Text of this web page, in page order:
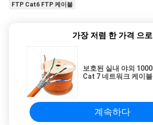
FTP Cat6 FTP 케이블
가장 저렴 한 가격 으로
보호된 실내 야외
Cat 7 네트워크 케이블
계속하다